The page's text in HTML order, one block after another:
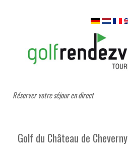
Réserver votre séjour en direct
Golf du Château de Cheverny